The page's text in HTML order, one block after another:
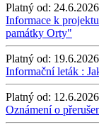
Platný od: 24.6.2026
Informace k
památky Orty"
Platný od: 19.6.2026
Informační leták :
Platný od: 12.6.2026
Oznámení o